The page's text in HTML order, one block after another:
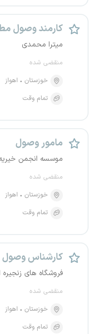
کارمند وصول
میترا محمدی
منقضی شده
خوزستان
اهواز
تمام وقت
مامور وصول
موسسه انجمن
منقضی شده
خوزستان
اهواز
تمام وقت
کارشناس وصول
فروشگاه های
منقضی شده
خوزستان
اهواز
تمام وقت